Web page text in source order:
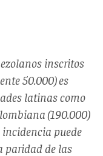
inscritos
50.000) es
latinas como
(190.000)
puede
paridad de las